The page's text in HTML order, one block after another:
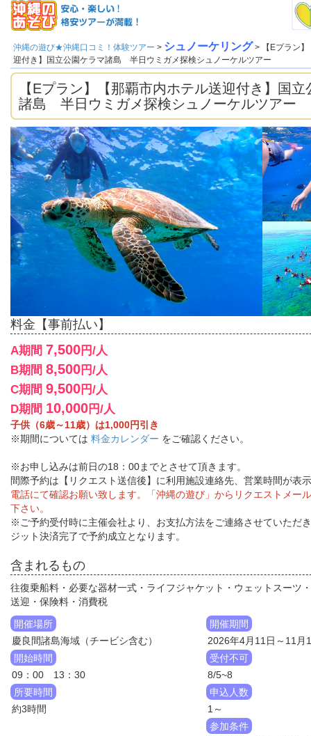
沖縄の遊び★沖縄口コミ！体験ツアー > シュノーケリング > 【Eプラン
迎付き】国立公園ケラマ諸島 半日ウミガメ探検シュノーケルツアー
【Eプラン】【那覇市内ホテル送迎付き】国
諸島 半日ウミガメ探検シュノーケルツアー
料金【事前払い】
A期間 7,500円/人
B期間 8,500円/人
C期間 9,500円/人
D期間 10,000円/人
子供（6歳～11歳）は1,000円引き
※期間については 料金カレンダー をご確認ください。
※お申し込みは前日の18：00までとさせて頂きます。
間際予約は【リクエスト送信後】に利用施設連絡先、営業時間が表
電話にて確認お願い致します。「沖縄の遊び」からリクエストメー
下さい。
※ご予約受付時に主催会社より、お支払方法をご連絡させていただ
ジット決済完了で予約成立となります。
含まれるもの
往復乗船料・必要な器材一式・ライフジャケット・ウェットスーツ
送迎・保険料・消費税
開催場所
慶良間諸島海域（チービシ含む）
開始時間
09：00 13：30
所要時間
約3時間
開催期間
2026年4月11日～11月
受付不可
8/5~8
申込人数
1～
参加条件